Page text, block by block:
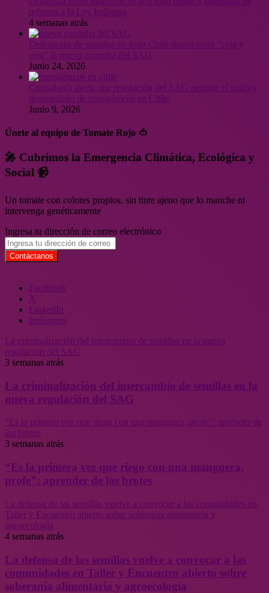
4 semanas atrás
Junio 24, 2026
Ciudadanía alerta que resolución del SAG permite el cultivo
desregulado de transgénicos en Chile
Junio 9, 2026
Únete al equipo de Tomate Rojo 🍅
🎤 Cubrimos la Emergencia Climática, Ecológica y
Social 📹
Un tomate con colores propios, sin tinte ajeno que lo manche ni
intervenga genéticamente
Ingresa tu dirección de correo electrónico
Facebook
X
LinkedIn
Instagram
La criminalización del intercambio de semillas en la nueva
regulación del SAG
3 semanas atrás
La criminalización del intercambio de semillas en la
nueva regulación del SAG
“Es la primera vez que riego con una manguera, profe”: aprender de
los brotes
3 semanas atrás
“Es la primera vez que riego con una manguera,
profe”: aprender de los brotes
La defensa de las semillas vuelve a convocar a las comunidades en
Taller y Encuentro abierto sobre soberanía alimentaria y
agroecología
4 semanas atrás
La defensa de las semillas vuelve a convocar a las
comunidades en Taller y Encuentro abierto sobre
soberanía alimentaria y agroecología